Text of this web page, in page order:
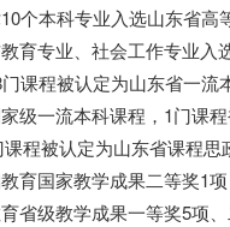
个本科专业入选山东省高
育专业、社会工作专业入
课程被认定为山东省一流
级一流本科课程，1门课
课程被认定为山东省课程思
育国家教学成果二等奖1
省级教学成果一等奖5项